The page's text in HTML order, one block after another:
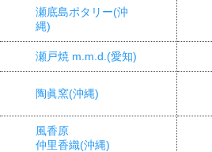
瀬底島ポタリー(沖
縄)
瀬戸焼 m.m.d.(愛知)
陶眞窯(沖縄)
風香原
仲里香織(沖縄)